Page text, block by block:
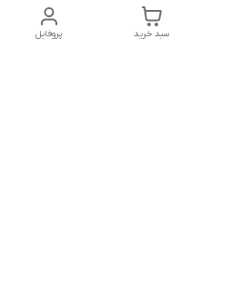
پروفایل سبد خرید